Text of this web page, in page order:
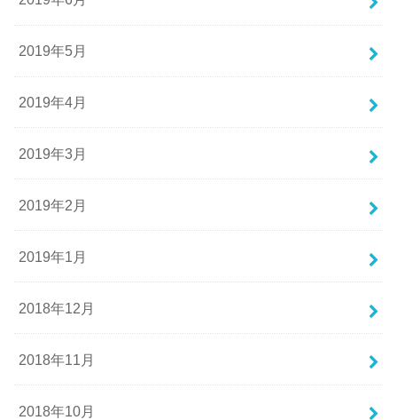
2019年5月
2019年4月
2019年3月
2019年2月
2019年1月
2018年12月
2018年11月
2018年10月